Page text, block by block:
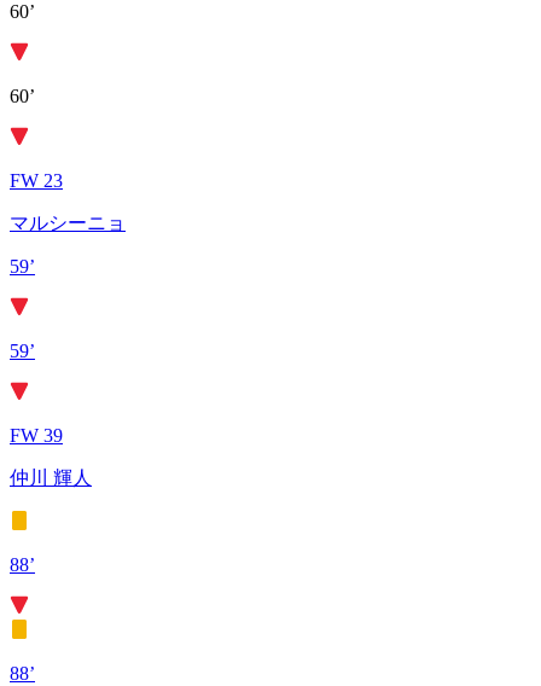
60’
60’
FW 23
マルシーニョ
59’
59’
FW 39
仲川 輝人
88’
88’